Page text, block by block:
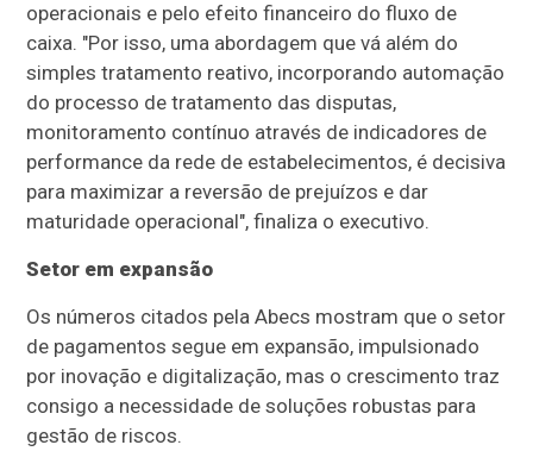
operacionais e pelo efeito financeiro do fluxo de
caixa. "Por isso, uma abordagem que vá além do
simples tratamento reativo, incorporando automação
do processo de tratamento das disputas,
monitoramento contínuo através de indicadores de
performance da rede de estabelecimentos, é decisiva
para maximizar a reversão de prejuízos e dar
maturidade operacional", finaliza o executivo.
Setor em expansão
Os números citados pela Abecs mostram que o setor
de pagamentos segue em expansão, impulsionado
por inovação e digitalização, mas o crescimento traz
consigo a necessidade de soluções robustas para
gestão de riscos.